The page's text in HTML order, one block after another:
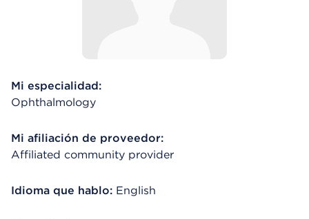
Mi especialidad:
Ophthalmology
Mi afiliación de proveedor:
Affiliated community provider
Idioma que hablo: English